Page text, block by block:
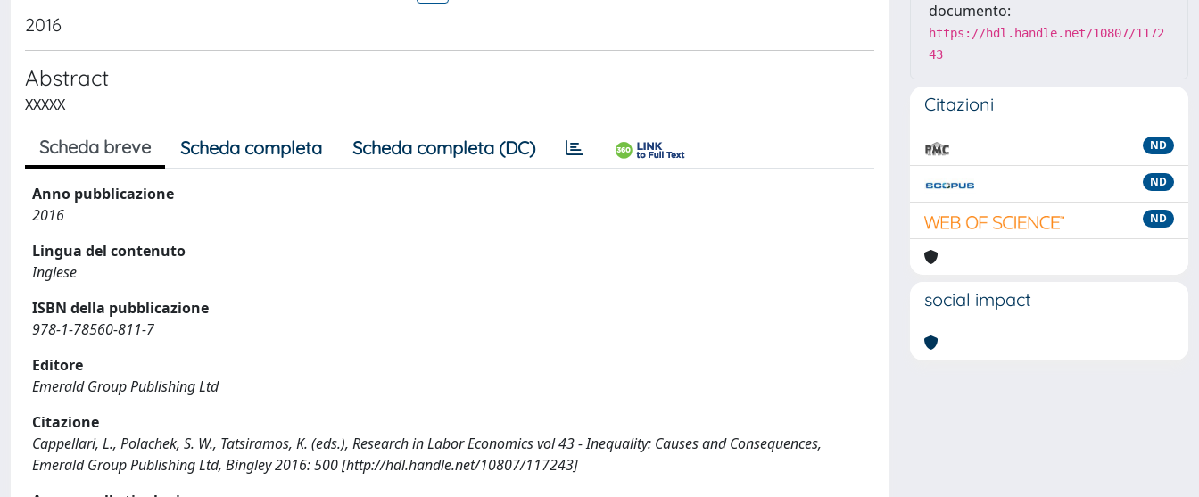
2016
Abstract
XXXXX
Scheda breve Scheda completa Scheda completa (DC)
Anno pubblicazione
2016
Lingua del contenuto
Inglese
ISBN della pubblicazione
978-1-78560-811-7
Editore
Emerald Group Publishing Ltd
Citazione
Cappellari, L., Polachek, S. W., Tatsiramos, K. (eds.), Research in Labor Economics vol 43 - Inequality: Causes and Consequences,
Emerald Group Publishing Ltd, Bingley 2016: 500 [http://hdl.handle.net/10807/117243]
documento:
https://hdl.handle.net/10807/1172
43
Citazioni
ND
ND
ND
social impact